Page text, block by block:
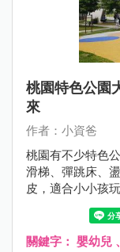
桃園特色公園
來
作者：小資爸
桃園有不少特色
滑梯、彈跳床、
皮，適合小小孩玩
關鍵字： 嬰幼兒